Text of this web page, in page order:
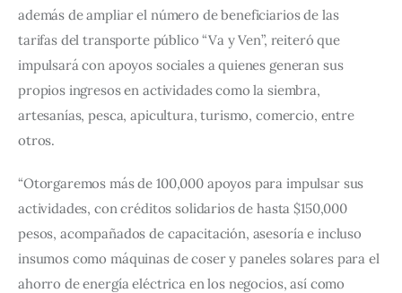
además de ampliar el número de beneficiarios de las
tarifas del transporte público “Va y Ven”, reiteró que
impulsará con apoyos sociales a quienes generan sus
propios ingresos en actividades como la siembra,
artesanías, pesca, apicultura, turismo, comercio, entre
otros.
“Otorgaremos más de 100,000 apoyos para impulsar sus
actividades, con créditos solidarios de hasta $150,000
pesos, acompañados de capacitación, asesoría e incluso
insumos como máquinas de coser y paneles solares para el
ahorro de energía eléctrica en los negocios, así como